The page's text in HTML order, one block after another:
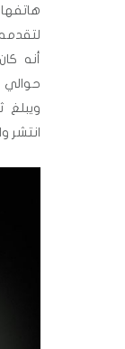
أنه
انتشر